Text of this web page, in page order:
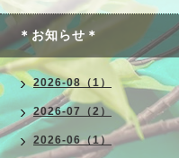
＊お知らせ＊
2026-08（1）
2026-07（2）
2026-06（1）